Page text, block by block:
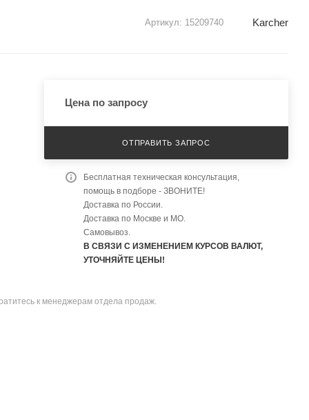
Артикул: 15209740 Karcher
Цена по запросу
ОТПРАВИТЬ ЗАПРОС
Бесплатная техническая консультация,
помощь в подборе - ЗВОНИТЕ!
Доставка по России.
Доставка по Москве и МО.
Самовывоз.
В СВЯЗИ С ИЗМЕНЕНИЕМ КУРСОВ ВАЛЮТ,
УТОЧНЯЙТЕ ЦЕНЫ!
к менеджерам отдела продаж.